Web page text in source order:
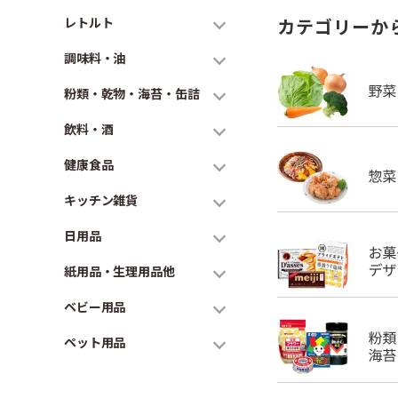
レトルト
調味料・油
粉類・乾物・海苔・缶詰
飲料・酒
健康食品
キッチン雑貨
日用品
紙用品・生理用品他
ベビー用品
ペット用品
カテゴリーか